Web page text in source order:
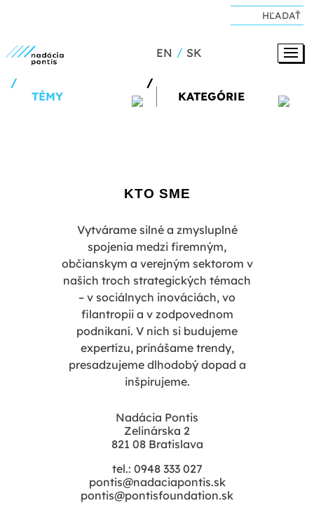
EN SK
TÉMY KATEGÓRIE
KTO SME
Vytvárame silné a zmysluplné
spojenia medzi firemným,
občianskym a verejným sektorom v
našich troch strategických témach
– v sociálnych inováciách, vo
filantropii a v zodpovednom
podnikaní. V nich si budujeme
expertízu, prinášame trendy,
presadzujeme dlhodobý dopad a
inšpirujeme.
Nadácia Pontis
Zelinárska 2
821 08 Bratislava
tel.: 0948 333 027
pontis@nadaciapontis.sk
pontis@pontisfoundation.sk